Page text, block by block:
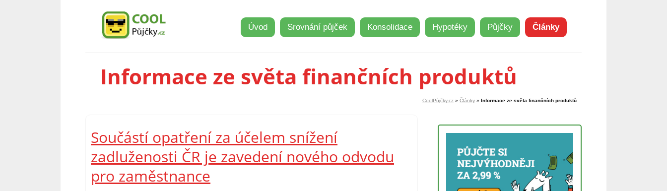
Úvod Srovnání půjček Konsolidace Hypotéky Půjčky Články
Informace ze světa finančních produktů
CoolPůjčky.cz » Články » Informace ze světa finančních produktů
Součástí opatření za účelem snížení
zadluženosti ČR je zavedení nového odvodu
pro zaměstnance